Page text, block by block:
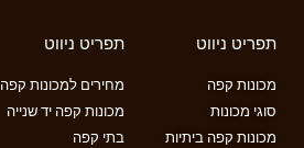
תפריט ניווט
מכונות קפה
סוגי מכונות
מכונות קפה ביתיות
תפריט ניווט
מחירים למכונות קפה
מכונות קפה יד שנייה
בתי קפה